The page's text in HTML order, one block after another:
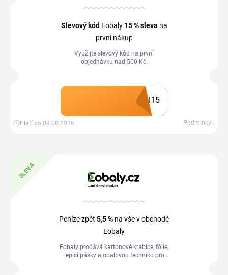
Stačí vybrat kód, zkopírovat ho a vložit při dokončení
vracet před každou větší objednávkou obalů.
Slevový kód Eobaly 15 % sleva na
první nákup
Využijte slevový kód na první
objednávku nad 500 Kč.
I15
Platí do 09.08.2026 Podmínky
SLEVA
Peníze zpět 5,5 % na vše v obchodě
Eobaly
Eobaly prodává kartonové krabice, fólie,
lepicí pásky a obalovou techniku pro